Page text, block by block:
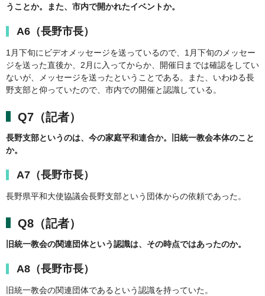
うことか。また、市内で開かれたイベントか。
A6（長野市長）
1月下旬にビデオメッセージを送っているので、1月下旬のメッセー
ジを送った直後か、2月に入ってからか、開催日までは確認をしてい
ないが、メッセージを送ったということである。また、いわゆる長
野支部と仰っていたので、市内での開催と認識している。
Q7（記者）
長野支部というのは、今の家庭平和連合か。旧統一教会本体のこと
か。
A7（長野市長）
長野県平和大使協議会長野支部という団体からの依頼であった。
Q8（記者）
旧統一教会の関連団体という認識は、その時点ではあったのか。
A8（長野市長）
旧統一教会の関連団体であるという認識を持っていた。